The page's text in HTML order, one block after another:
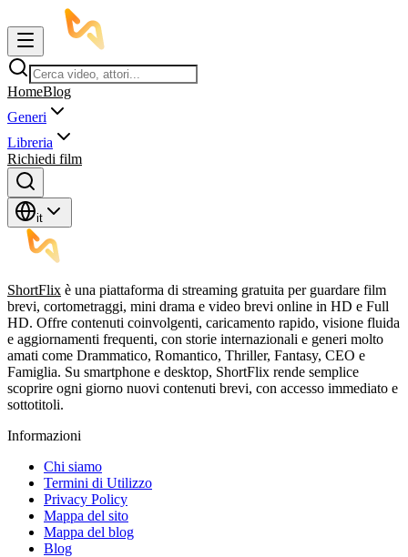
HomeBlog
Generi
Libreria
Richiedi film
it
ShortFlix è una piattaforma di streaming gratuita per guardare film
brevi, cortometraggi, mini drama e video brevi online in HD e Full
HD. Offre contenuti coinvolgenti, caricamento rapido, visione fluida
e aggiornamenti frequenti, con storie internazionali e generi molto
amati come Drammatico, Romantico, Thriller, Fantasy, CEO e
Famiglia. Su smartphone e desktop, ShortFlix rende semplice
scoprire ogni giorno nuovi contenuti brevi, con accesso immediato e
sottotitoli.
Informazioni
Chi siamo
Termini di Utilizzo
Privacy Policy
Mappa del sito
Mappa del blog
Blog